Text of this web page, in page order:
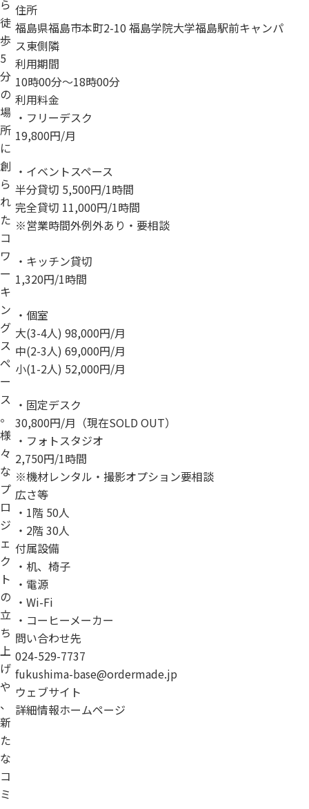
ら
徒
歩
5
分
の
場
所
に
創
ら
れ
た
コ
ワ
ー
キ
ン
グ
ス
ペ
ー
ス
。
様
々
な
プ
ロ
ジ
ェ
ク
ト
の
立
ち
上
げ
や
、
新
た
な
コ
ミ
住所
福島県福島市本町2-10 福島学院大学福島駅前キャンパ
ス東側隣
利用期間
10時00分～18時00分
利用料金
・フリーデスク
19,800円/月
・イベントスペース
半分貸切 5,500円/1時間
完全貸切 11,000円/1時間
※営業時間外例外あり・要相談
・キッチン貸切
1,320円/1時間
・個室
大(3-4人) 98,000円/月
中(2-3人) 69,000円/月
小(1-2人) 52,000円/月
・固定デスク
30,800円/月（現在SOLD OUT）
・フォトスタジオ
2,750円/1時間
※機材レンタル・撮影オプション要相談
広さ等
・1階 50人
・2階 30人
付属設備
・机、椅子
・電源
・Wi-Fi
・コーヒーメーカー
問い合わせ先
024-529-7737
fukushima-base@ordermade.jp
ウェブサイト
詳細情報ホームページ